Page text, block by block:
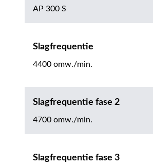
AP 300 S
Slagfrequentie
4400 omw./min.
Slagfrequentie fase 2
4700 omw./min.
Slagfrequentie fase 3